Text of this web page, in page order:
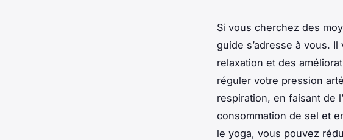
Si vous cherchez des
guide s’adresse à vous.
relaxation et des
réguler votre pression
respiration, en faisant de
consommation de sel et
le yoga, vous pouvez